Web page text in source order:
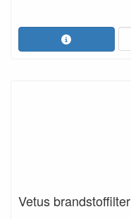
Vetus brandstoffilter